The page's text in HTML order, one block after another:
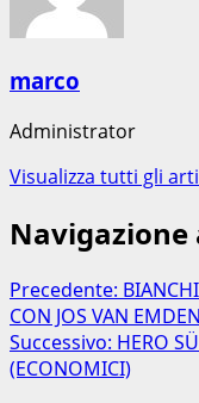
marco
Administrator
Visualizza tutti gli
Precedente:
CON JOS VAN EMDEN
Successivo: HERO
(ECONOMICI)